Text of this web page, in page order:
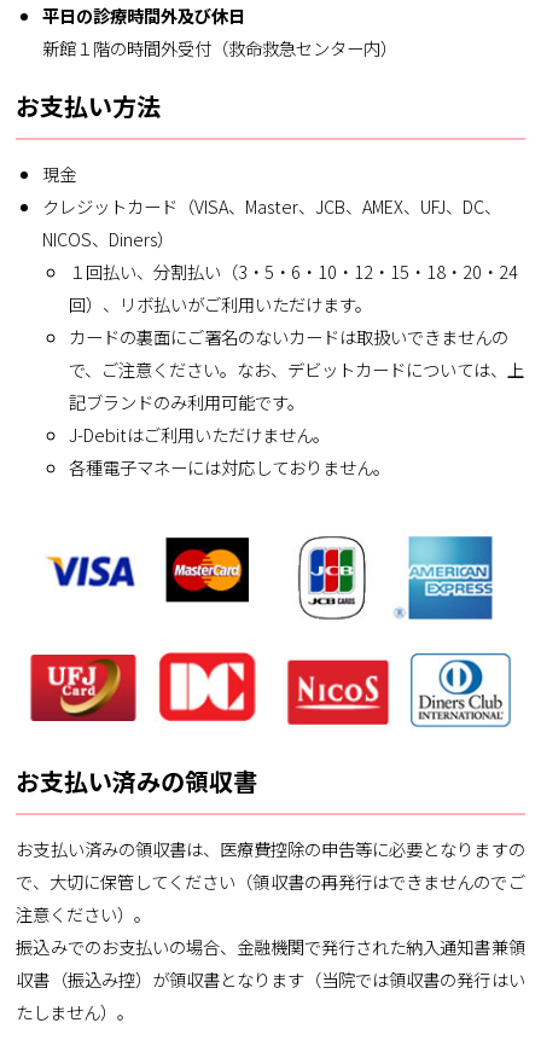
平日の診療時間外及び休日
新館１階の時間外受付（救命救急センター内）
お支払い方法
現金
クレジットカード（VISA、Master、JCB、AMEX、UFJ、DC、
NICOS、Diners）
１回払い、分割払い（3・5・6・10・12・15・18・20・24
回）、リボ払いがご利用いただけます。
カードの裏面にご署名のないカードは取扱いできませんの
で、ご注意ください。なお、デビットカードについては、上
記ブランドのみ利用可能です。
J-Debitはご利用いただけません。
各種電子マネーには対応しておりません。
お支払い済みの領収書
お支払い済みの領収書は、医療費控除の申告等に必要となりますの
で、大切に保管してください（領収書の再発行はできませんのでご
注意ください）。
振込みでのお支払いの場合、金融機関で発行された納入通知書兼領
収書（振込み控）が領収書となります（当院では領収書の発行はい
たしません）。